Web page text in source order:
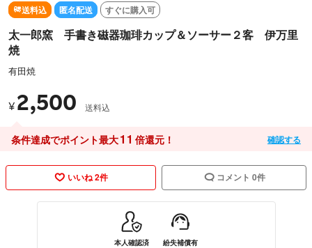
送料込 匿名配送 すぐに購入可
太一郎窯 手書き磁器珈琲カップ＆ソーサー２客 伊万里
焼
有田焼
¥ 2,500 送料込
条件達成でポイント最大11 倍還元！ 確認する
いいね 2件 コメント 0件
本人確認済 紛失補償有